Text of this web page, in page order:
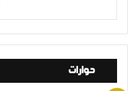
حوارات